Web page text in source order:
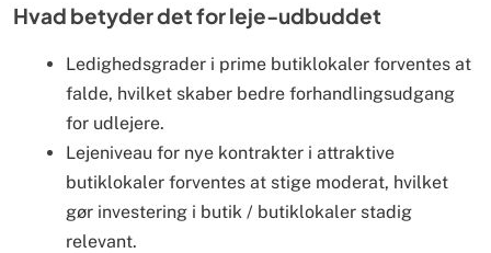
Hvad betyder det for leje-udbuddet
Ledighedsgrader i prime butiklokaler forventes at
falde, hvilket skaber bedre forhandlingsudgang
for udlejere.
Lejeniveau for nye kontrakter i attraktive
butiklokaler forventes at stige moderat, hvilket
gør investering i butik / butiklokaler stadig
relevant.